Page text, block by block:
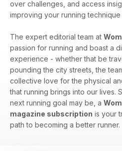
over challenges, and access
improving your running
The expert editorial team at
passion for running and boast a
experience - whether that be
pounding the city streets, the
collective love for the physical
that running brings into our lives.
next running goal may be, a
magazine subscription is your
path to becoming a better runner.